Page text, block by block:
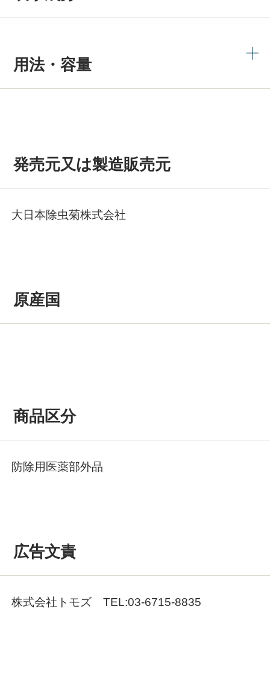
用法・容量
発売元又は製造販売元
大日本除虫菊株式会社
原産国
商品区分
防除用医薬部外品
広告文責
株式会社トモズ TEL:03-6715-8835